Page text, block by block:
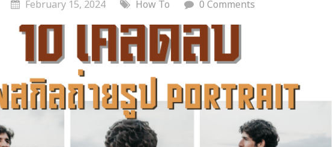
February 15, 2024 How To 0 Comments